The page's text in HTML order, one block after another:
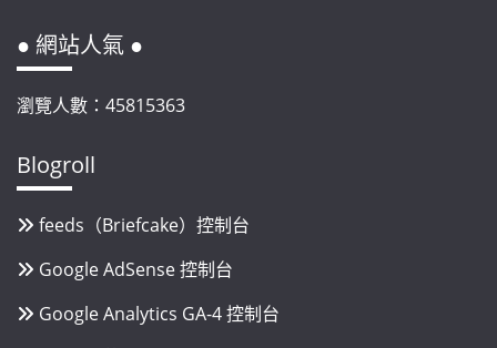
● 網站人氣 ●
瀏覽人數：45815363
Blogroll
feeds（Briefcake）控制台
Google AdSense 控制台
Google Analytics GA-4 控制台